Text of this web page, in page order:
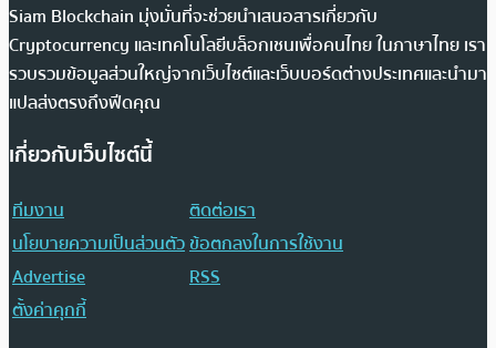
Siam Blockchain มุ่งมั่นที่จะช่วยนำเสนอสารเกี่ยวกับ
Cryptocurrency และเทคโนโลยีบล็อกเชนเพื่อคนไทย ในภาษาไทย เรา
รวบรวมข้อมูลส่วนใหญ่จากเว็บไซต์และเว็บบอร์ดต่างประเทศและนำมา
แปลส่งตรงถึงฟีดคุณ
เกี่ยวกับเว็บไซต์นี้
ทีมงาน
ติดต่อเรา
นโยบายความเป็นส่วนตัวข้อตกลงในการใช้งาน
Advertise
RSS
ตั้งค่าคุกกี้